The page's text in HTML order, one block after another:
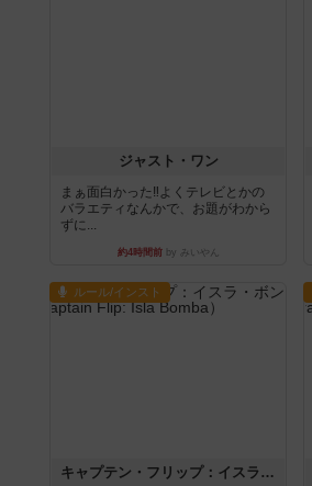
ジャスト・ワン
まぁ面白かった‼️よくテレビとかの
バラエティなんかで、お題がわから
ずに...
約4時間前by みいやん
ルール/インスト
キャプテン・フリップ：イスラ・ボンバ